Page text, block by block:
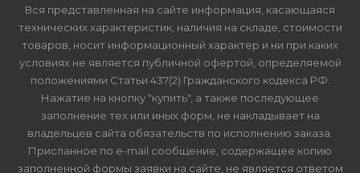
Вся представленная на сайте информация, касающаяся
технических характеристик, наличия на складе, стоимости
товаров, носит информационный характер и ни при каких
условиях не является публичной офертой, определяемой
положениями Статьи 437(2) Гражданского кодекса РФ.
Нажатие на кнопку "купить", а также последующее
заполнение тех или иных форм, не накладывает на
владельцев сайта обязательств по исполнению заказа.
Присланное по e-mail сообщение, содержащее копию
заполненной формы заявки на сайте, не является ответом